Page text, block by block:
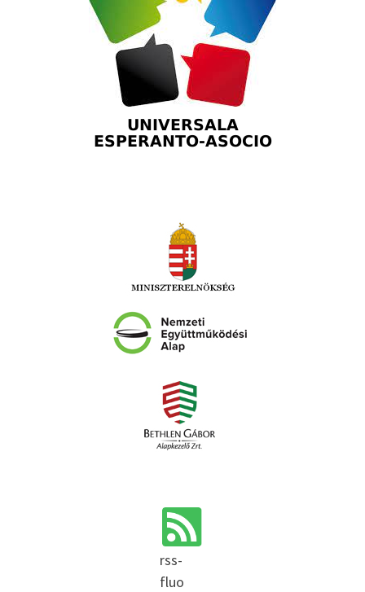
rss-
fluo